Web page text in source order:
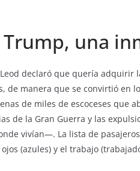
Trump, una
declaró que quería adquirir
de manera que se convirtió en
de miles de escoceses que
de la Gran Guerra y las
vivían—. La lista de
(azules) y el trabajo